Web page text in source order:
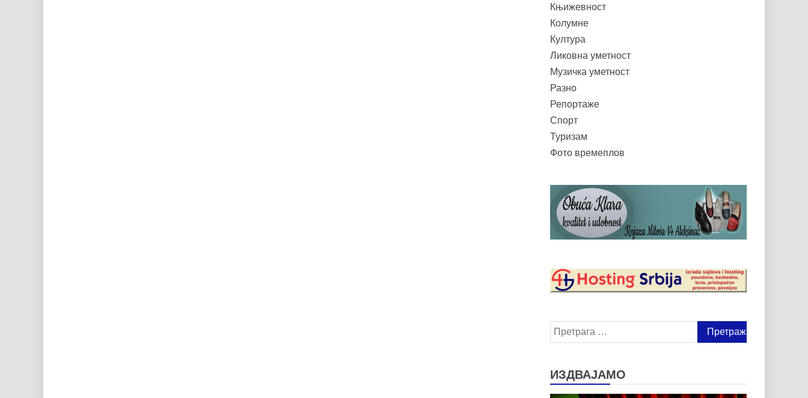
Књижевност
Колумне
Култура
Ликовна уметност
Музичка уметност
Разно
Репортаже
Спорт
Туризам
Фото времеплов
Претрага
за:
ИЗДВАЈАМО